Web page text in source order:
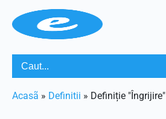
Acasã » Definitii » Definiție "Îngrijire"